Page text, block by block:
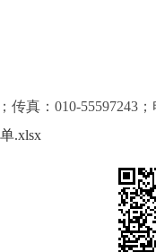
：010-55597243；
.xlsx